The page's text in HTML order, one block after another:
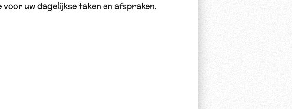
voor uw dagelijkse taken en afspraken.